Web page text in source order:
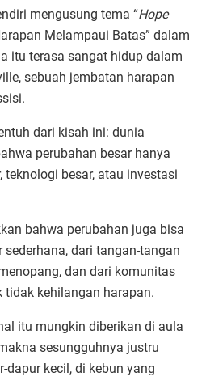
mengusung tema “Hope
Melampaui Batas” dalam
itu terasa sangat hidup dalam
sebuah jembatan harapan
dari kisah ini: dunia
perubahan besar hanya
teknologi besar, atau investasi
bahwa perubahan juga bisa
dari tangan-tangan
dan dari komunitas
tidak kehilangan harapan.
itu mungkin diberikan di aula
sesungguhnya justru
dapur kecil, di kebun yang